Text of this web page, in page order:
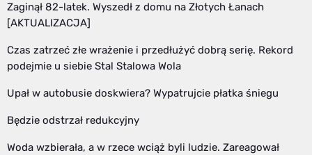
Zaginął 82-latek. Wyszedł z domu na Złotych Łanach
[AKTUALIZACJA]
Czas zatrzeć złe wrażenie i przedłużyć dobrą serię. Rekord
podejmie u siebie Stal Stalowa Wola
Upał w autobusie doskwiera? Wypatrujcie płatka śniegu
Będzie odstrzał redukcyjny
Woda wzbierała, a w rzece wciąż byli ludzie. Zareagował